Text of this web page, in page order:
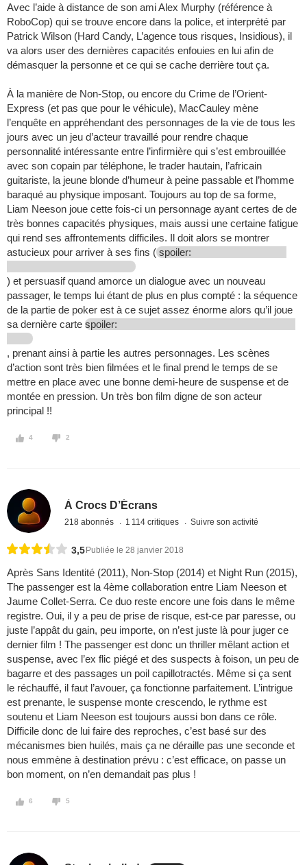
Avec l’aide à distance de son ami Alex Murphy (référence à
RoboCop) qui se trouve encore dans la police, et interprété par
Patrick Wilson (Hard Candy, L’agence tous risques, Insidious), il
va alors user des dernières capacités enfouies en lui afin de
démasquer la personne et ce qui se cache derrière tout ça.
À la manière de Non-Stop, ou encore du Crime de l’Orient-
Express (et pas que pour le véhicule), MacCauley mène
l’enquête en appréhendant des personnages de la vie de tous les
jours avec un jeu d’acteur travaillé pour rendre chaque
personnalité intéressante entre l’infirmière qui s’est embrouillée
avec son copain par téléphone, le trader hautain, l’africain
guitariste, la jeune blonde d’humeur à peine passable et l’homme
baraqué au physique imposant. Toujours au top de sa forme,
Liam Neeson joue cette fois-ci un personnage ayant certes de de
très bonnes capacités physiques, mais aussi une certaine fatigue
qui rend ses affrontements difficiles. Il doit alors se montrer
astucieux pour arriver à ses fins ( spoiler:
) et persuasif quand amorce un dialogue avec un nouveau
passager, le temps lui étant de plus en plus compté : la séquence
de la partie de poker est à ce sujet assez énorme alors qu’il joue
sa dernière carte spoiler:
, prenant ainsi à partie les autres personnages. Les scènes
d’action sont très bien filmées et le final prend le temps de se
mettre en place avec une bonne demi-heure de suspense et de
montée en pression. Un très bon film digne de son acteur
principal !!
4 2
À Crocs D’Écrans
218 abonnés 1 114 critiques Suivre son activité
3,5 Publiée le 28 janvier 2018
Après Sans Identité (2011), Non-Stop (2014) et Night Run (2015),
The passenger est la 4ème collaboration entre Liam Neeson et
Jaume Collet-Serra. Ce duo reste encore une fois dans le même
registre. Oui, il y a peu de prise de risque, est-ce par paresse, ou
juste l’appât du gain, peu importe, on n’est juste là pour juger ce
dernier film ! The passenger est donc un thriller mêlant action et
suspense, avec l’ex flic piégé et des suspects à foison, un peu de
bagarre et des passages un poil capillotractés. Même si ça sent
le réchauffé, il faut l’avouer, ça fonctionne parfaitement. L’intrigue
est prenante, le suspense monte crescendo, le rythme est
soutenu et Liam Neeson est toujours aussi bon dans ce rôle.
Difficile donc de lui faire des reproches, c’est basé sur des
mécanismes bien huilés, mais ça ne déraille pas une seconde et
nous emmène à destination prévu : c’est efficace, on passe un
bon moment, on n’en demandait pas plus !
6 5